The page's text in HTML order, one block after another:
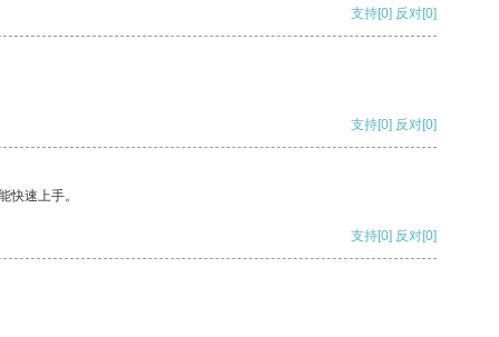
支持[0] 反对[0]
支持[0] 反对[0]
快速上手。
支持[0] 反对[0]